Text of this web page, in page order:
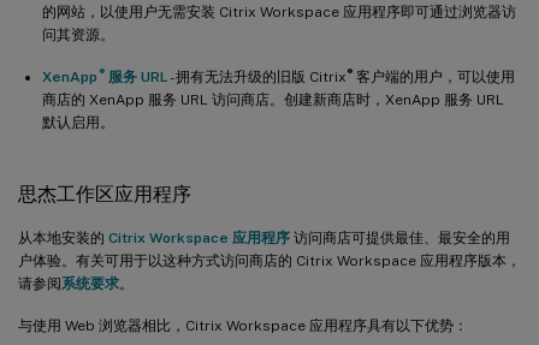
的网站，以使用户无需安装 Citrix Workspace 应用程序即可通过浏览器访
问其资源。
XenApp ®服务 URL- 拥有无法升级的旧版 Citrix ® 客户端的用户，可以使用
商店的 XenApp 服务 URL 访问商店。创建新商店时，XenApp 服务 URL
默认启用。
思杰工作区应用程序
从本地安装的 Citrix Workspace 应用程序 访问商店可提供最佳、最安全的用
户体验。有关可用于以这种方式访问商店的 Citrix Workspace 应用程序版本，
请参阅系统要求。
与使用 Web 浏览器相比，Citrix Workspace 应用程序具有以下优势：